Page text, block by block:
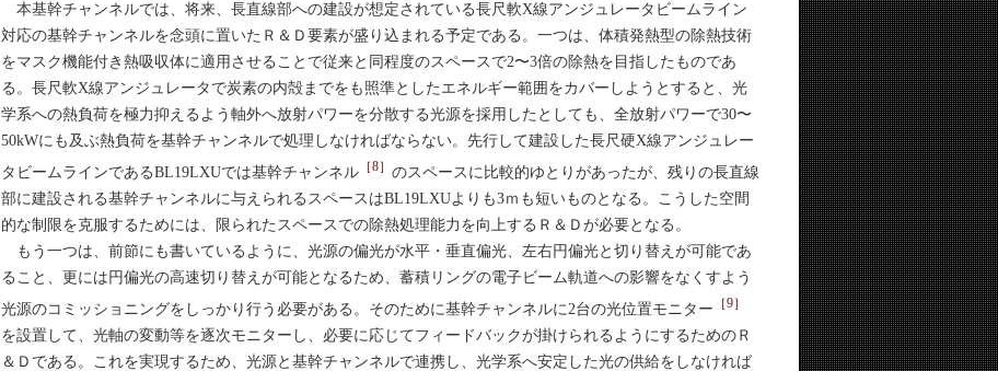
本基幹チャンネルでは、将来、長直線部への建設が想定されている長尺軟X線アンジュレータビームライン
対応の基幹チャンネルを念頭に置いたＲ＆Ｄ要素が盛り込まれる予定である。一つは、体積発熱型の除熱技術
をマスク機能付き熱吸収体に適用させることで従来と同程度のスペースで2〜3倍の除熱を目指したものであ
る。長尺軟X線アンジュレータで炭素の内殻までをも照準としたエネルギー範囲をカバーしようとすると、光
学系への熱負荷を極力抑えるよう軸外へ放射パワーを分散する光源を採用したとしても、全放射パワーで30〜
50kWにも及ぶ熱負荷を基幹チャンネルで処理しなければならない。先行して建設した長尺硬X線アンジュレー
タビームラインであるBL19LXUでは基幹チャンネル ［8］ のスペースに比較的ゆとりがあったが、残りの長直線
部に建設される基幹チャンネルに与えられるスペースはBL19LXUよりも3ｍも短いものとなる。こうした空間
的な制限を克服するためには、限られたスペースでの除熱処理能力を向上するＲ＆Ｄが必要となる。
もう一つは、前節にも書いているように、光源の偏光が水平・垂直偏光、左右円偏光と切り替えが可能であ
ること、更には円偏光の高速切り替えが可能となるため、蓄積リングの電子ビーム軌道への影響をなくすよう
光源のコミッショニングをしっかり行う必要がある。そのために基幹チャンネルに2台の光位置モニター ［9］
を設置して、光軸の変動等を逐次モニターし、必要に応じてフィードバックが掛けられるようにするためのＲ
＆Ｄである。これを実現するため、光源と基幹チャンネルで連携し、光学系へ安定した光の供給をしなければ